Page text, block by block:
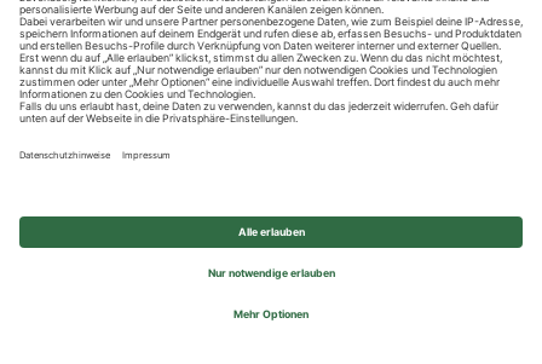
Impressum
Privatsphäre-Einstellungen
© 2026 REWE Group - All rights reserved